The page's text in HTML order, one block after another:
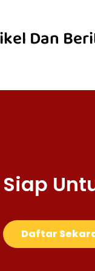
Dan
Siap
Daftar